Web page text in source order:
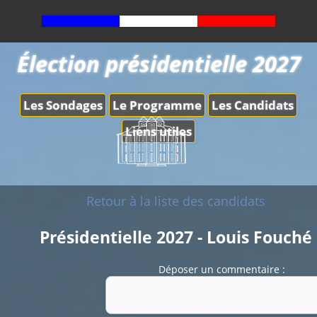
Les Sondages Le Programme
Les Candidats
Liens utiles
Élection présidentielle 2027
Retour à la liste des candidats
Présidentielle 2027 - Louis Fouché
Déposer un commentaire :